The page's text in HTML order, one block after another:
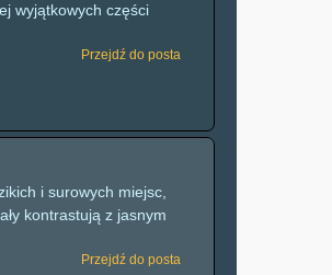
wyjątkowych części
Przejdź do posta
i surowych miejsc,
kontrastują z jasnym
Przejdź do posta